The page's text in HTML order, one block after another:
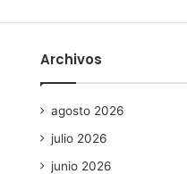
Archivos
agosto 2026
julio 2026
junio 2026